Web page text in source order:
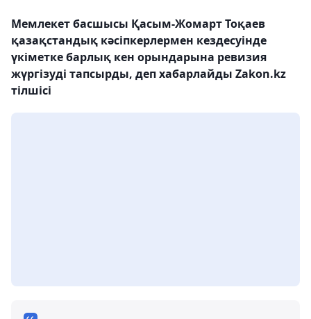
Мемлекет басшысы Қасым-Жомарт Тоқаев
қазақстандық кәсіпкерлермен кездесуінде
үкіметке барлық кен орындарына ревизия
жүргізуді тапсырды, деп хабарлайды Zakon.kz
тілшісі